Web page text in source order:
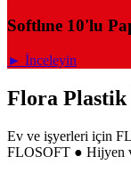
Softlıne 10'lu
► İnceleyin
Flora Plastik
Ev ve işyerleri için
FLOSOFT ● Hijyen